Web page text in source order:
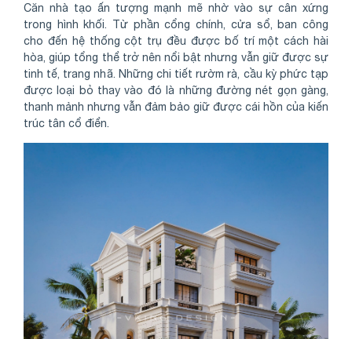
Căn nhà tạo ấn tượng mạnh mẽ nhờ vào sự cân xứng
trong hình khối. Từ phần cổng chính, cửa sổ, ban công
cho đến hệ thống cột trụ đều được bố trí một cách hài
hòa, giúp tổng thể trở nên nổi bật nhưng vẫn giữ được sự
tinh tế, trang nhã. Những chi tiết rườm rà, cầu kỳ phức tạp
được loại bỏ thay vào đó là những đường nét gọn gàng,
thanh mảnh nhưng vẫn đảm bảo giữ được cái hồn của kiến
trúc tân cổ điển.